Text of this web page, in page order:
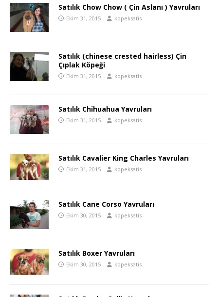
Satılık Chow Chow ( Çin Aslanı ) Yavruları
Ekim 31, 2015 kopeksatis
Satılık (chinese crested hairless) Çin
Çıplak Köpeği
Ekim 31, 2015 kopeksatis
Satılık Chihuahua Yavruları
Ekim 31, 2015 kopeksatis
Satılık Cavalier King Charles Yavruları
Ekim 31, 2015 kopeksatis
Satılık Cane Corso Yavruları
Ekim 30, 2015 kopeksatis
Satılık Boxer Yavruları
Ekim 30, 2015 kopeksatis